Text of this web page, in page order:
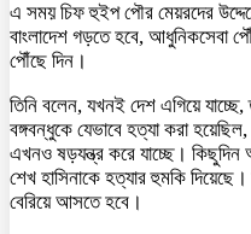
এ সময় চিফ হুইপ পৌর মেয়রদের
বাংলাদেশ গড়তে হবে, আধুনিকসেবা
পৌঁছে দিন।
তিনি বলেন, যখনই দেশ এগিয়ে
বঙ্গবন্ধুকে যেভাবে হত্যা করা
এখনও ষড়যন্ত্র করে যাচ্ছে। কিছুদিন
শেখ হাসিনাকে হত্যার হুমকি
বেরিয়ে আসতে হবে।